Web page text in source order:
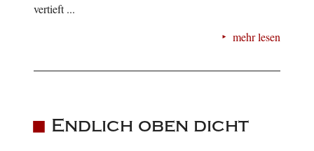
vertieft ...
mehr lesen
Endlich oben dicht